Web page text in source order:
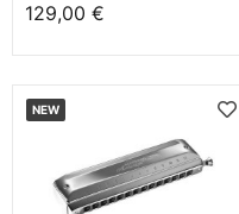
129,00 €
NEW